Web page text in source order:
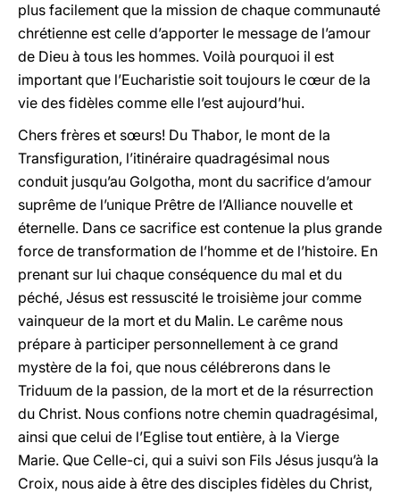
plus facilement que la mission de chaque communauté
chrétienne est celle d’apporter le message de l’amour
de Dieu à tous les hommes. Voilà pourquoi il est
important que l’Eucharistie soit toujours le cœur de la
vie des fidèles comme elle l’est aujourd’hui.
Chers frères et sœurs! Du Thabor, le mont de la
Transfiguration, l’itinéraire quadragésimal nous
conduit jusqu’au Golgotha, mont du sacrifice d’amour
suprême de l’unique Prêtre de l’Alliance nouvelle et
éternelle. Dans ce sacrifice est contenue la plus grande
force de transformation de l’homme et de l’histoire. En
prenant sur lui chaque conséquence du mal et du
péché, Jésus est ressuscité le troisième jour comme
vainqueur de la mort et du Malin. Le carême nous
prépare à participer personnellement à ce grand
mystère de la foi, que nous célébrerons dans le
Triduum de la passion, de la mort et de la résurrection
du Christ. Nous confions notre chemin quadragésimal,
ainsi que celui de l’Eglise tout entière, à la Vierge
Marie. Que Celle-ci, qui a suivi son Fils Jésus jusqu’à la
Croix, nous aide à être des disciples fidèles du Christ,